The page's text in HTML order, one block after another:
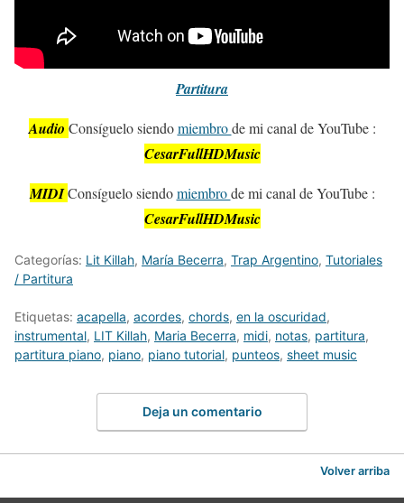
Partitura
Audio Consíguelo siendomiembrode mi canal de YouTube :
CesarFullHDMusic
MIDI Consíguelo siendomiembrode mi canal de YouTube :
CesarFullHDMusic
Categorías: Lit Killah, María Becerra, Trap Argentino, Tutoriales
/ Partitura
Etiquetas: acapella, acordes, chords, en la oscuridad,
instrumental, LIT Killah, Maria Becerra, midi, notas, partitura,
partitura piano, piano, piano tutorial, punteos, sheet music
Deja un comentario
Volver arriba